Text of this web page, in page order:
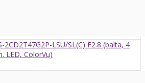
2CD2T47G2P-LSU/SL(C) F2.8 (balta, 4
LED, ColorVu)